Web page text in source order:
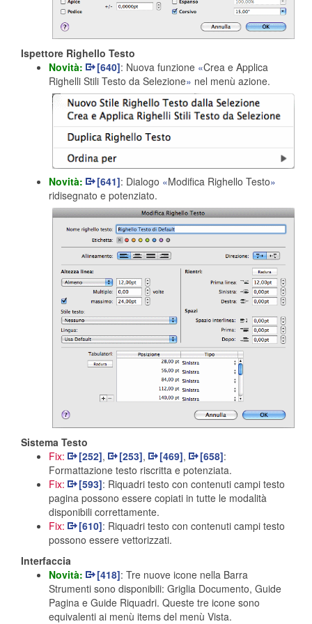
Ispettore Righello Testo
Novità:
[640]: Nuova funzione Crea e Applica
Righelli Stili Testo da Selezione
nel menù azione.
Novità: [641]: Dialogo
Modifica Righello Testo
ridisegnato e potenziato.
Sistema Testo
Fix:
[252], [253], [469], [658]:
Formattazione testo riscritta e potenziata.
Fix:
[593]: Riquadri testo con contenuti campi testo
pagina possono essere copiati in tutte le modalità
disponibili correttamente.
Fix:
[610]: Riquadri testo con contenuti campi testo
possono essere vettorizzati.
Interfaccia
Novità:
[418]: Tre nuove icone nella Barra
Strumenti sono disponibili: Griglia Documento, Guide
Pagina e Guide Riquadri. Queste tre icone sono
equivalenti ai menù items del menù Vista.